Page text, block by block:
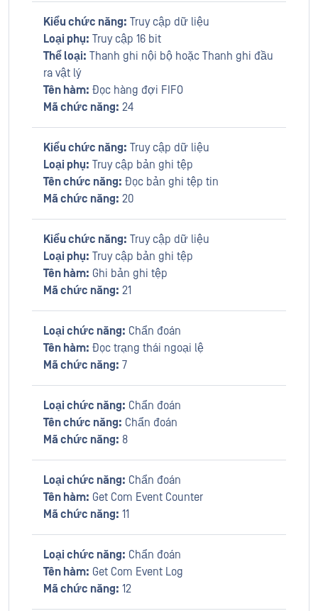
Kiểu chức năng: Truy cập dữ liệu
Loại phụ: Truy cập 16 bit
Thể loại: Thanh ghi nội bộ hoặc Thanh ghi đầu
ra vật lý
Tên hàm: Đọc hàng đợi FIFO
Mã chức năng: 24
Kiểu chức năng: Truy cập dữ liệu
Loại phụ: Truy cập bản ghi tệp
Tên chức năng: Đọc bản ghi tệp tin
Mã chức năng: 20
Kiểu chức năng: Truy cập dữ liệu
Loại phụ: Truy cập bản ghi tệp
Tên hàm: Ghi bản ghi tệp
Mã chức năng: 21
Loại chức năng: Chẩn đoán
Tên hàm: Đọc trạng thái ngoại lệ
Mã chức năng: 7
Loại chức năng: Chẩn đoán
Tên chức năng: Chẩn đoán
Mã chức năng: 8
Loại chức năng: Chẩn đoán
Tên hàm: Get Com Event Counter
Mã chức năng: 11
Loại chức năng: Chẩn đoán
Tên hàm: Get Com Event Log
Mã chức năng: 12